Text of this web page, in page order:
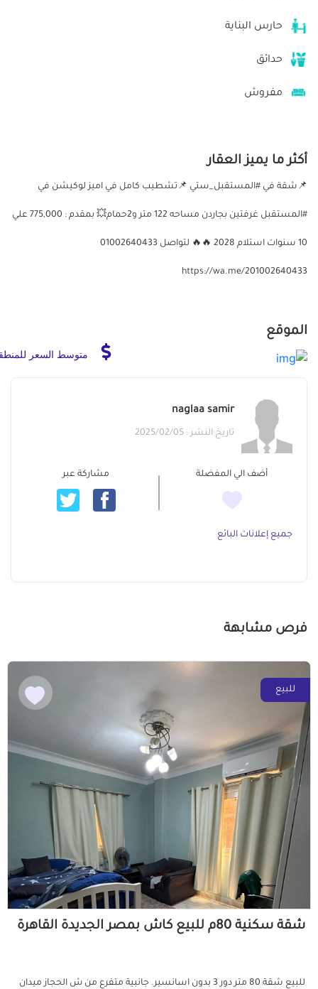
حارس البناية
حدائق
مفروش
أكثر ما يميز العقار
📌شقة في #المستقبل_ستي 📌تشطيب كامل في اميز لوكيشن في
#المستقبل غرفتين بجاردن مساحه 122 متر و2حمام💥 بمقدم : 775,000 علي
10 سنوات استلام 2028 🔥🔥 لتواصل 01002640433
https://wa.me/201002640433
الموقع
متوسط السعر
naglaa samir
تاريخ النشر : 2025/02/05
أضف الي المفضلة مشاركة عبر
جميع إعلانات البائع
فرص مشابهة
للبيع
شقة سكنية 80م للبيع كاش بمصر الجديدة القاهرة
للبيع شقة 80 متر دور 3 بدون اسانسير. جانبية متفرع من ش الحجاز ميدان